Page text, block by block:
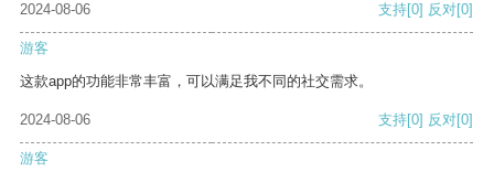
2024-08-06
支持[0] 反对[0]
游客
这款app的功能非常丰富，可以满足我不同的社交需求。
2024-08-06 支持[0] 反对[0]
游客